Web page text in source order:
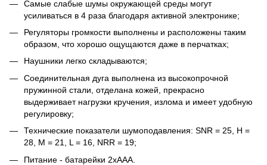
Самые слабые шумы окружающей среды могут
усиливаться в 4 раза благодаря активной электронике;
Регуляторы громкости выполнены и расположены таким
образом, что хорошо ощущаются даже в перчатках;
Наушники легко складываются;
Соединительная дуга выполнена из высокопрочной
пружинной стали, отделана кожей, прекрасно
выдерживает нагрузки кручения, излома и имеет удобную
регулировку;
Технические показатели шумоподавления: SNR = 25, H =
28, M = 21, L = 16, NRR = 19;
Питание - батарейки 2хААА.